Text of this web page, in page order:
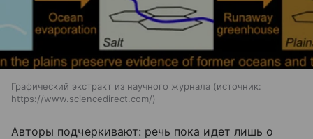
Графический экстракт из научного журнала
источник:
https://www.sciencedirect.com/
Авторы подчеркивают: речь пока идет лишь о